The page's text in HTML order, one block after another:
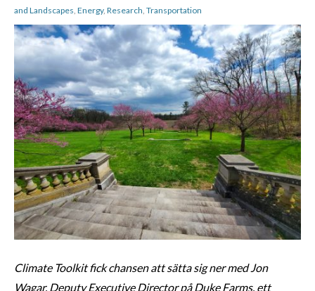
and Landscapes Energy, Research Transportation
Climate Toolkit fick chansen att sätta sig ner med Jon
Wagar, Deputy Executive Director på Duke Farms, ett